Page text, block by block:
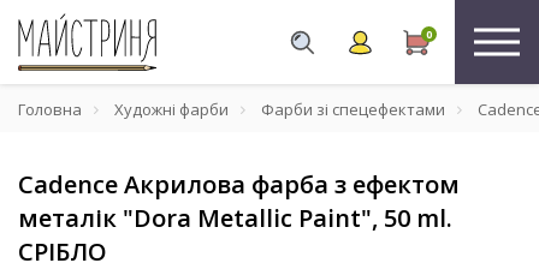
0
Головна Художні фарби Фарби зі спецефектами
Cadence Акрилова фарба з ефектом
металік "Dora Metallic Paint", 50 ml.
СРІБЛО